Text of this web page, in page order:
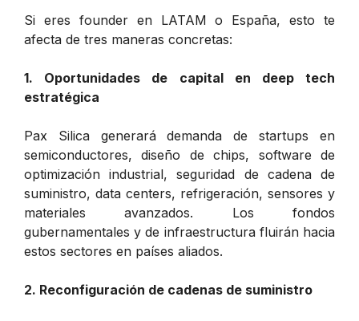
Si eres founder en LATAM o España, esto te
afecta de tres maneras concretas:
1. Oportunidades de capital en deep tech
estratégica
Pax Silica generará demanda de startups en
semiconductores, diseño de chips, software de
optimización industrial, seguridad de cadena de
suministro, data centers, refrigeración, sensores y
materiales avanzados. Los fondos
gubernamentales y de infraestructura fluirán hacia
estos sectores en países aliados.
2. Reconfiguración de cadenas de suministro